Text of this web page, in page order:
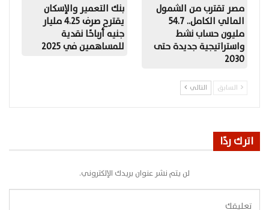
مصر تقترب من الشمول
المالي الكامل.. 54.7
مليون حساب نشط
واستراتيجية جديدة حتى
2030
بنك التعمير والإسكان
يقترح صرف 4.25 مليار
جنيه أرباحًا نقدية
للمساهمين في 2025
السابق التالي
اترك ردًا
لن يتم نشر عنوان بريدك الإلكتروني.